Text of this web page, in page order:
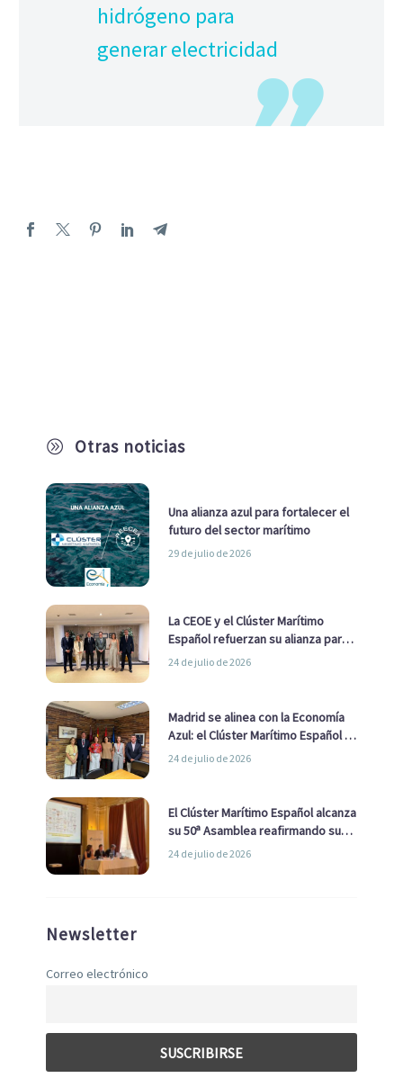
A Otras noticias
Una alianza azul para fortalecer el
futuro del sector marítimo
29 de julio de 2026
La CEOE y el Clúster Marítimo
Español refuerzan su alianza para
impulsar una estrategia Nacional
24 de julio de 2026
Madrid se alinea con la Economía
Azul: el Clúster Marítimo Español y
la Real Liga Naval avanzan alianzas
24 de julio de 2026
El Clúster Marítimo Español alcanza
su 50ª Asamblea reafirmando su
liderazgo en la Economía Azul
24 de julio de 2026
Newsletter
Correo electrónico
hidrógeno para
generar electricidad